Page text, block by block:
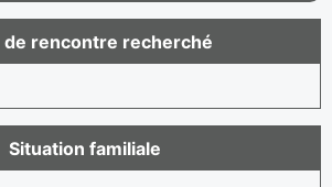
de rencontre recherché
Situation familiale